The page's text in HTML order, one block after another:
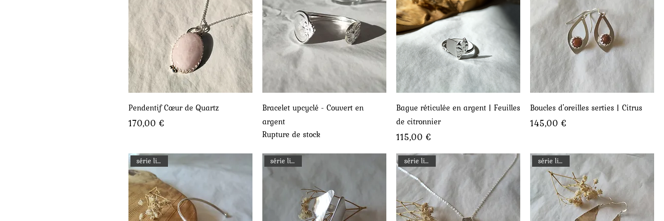
Aperçu rapide
Pendentif Cœur de Quartz
Prix
170,00 €
Aperçu rapide
Bracelet upcyclé - Couvert en
argent
Rupture de stock
Aperçu rapide
Bague réticulée en argent | Feuilles
de citronnier
Prix
115,00 €
Aperçu rapide
Boucles d'oreilles serties | Citrus
Prix
145,00 €
série limitée série limitée série limitée série limitée